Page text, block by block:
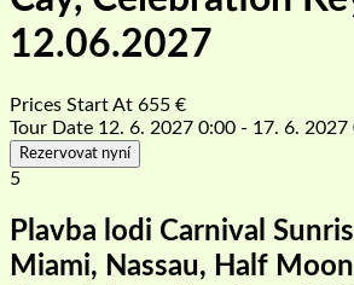
12.06.2027
Prices Start At 655 €
Tour Date 12. 6. 2027 0:00 - 17. 6. 2027
Rezervovat nyní
5
Plavba lodi Carnival
Miami, Nassau, Half Moon